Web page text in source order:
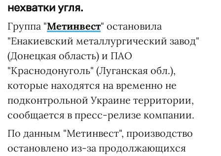
нехватки угля.
Группа "Метинвест" остановила
"Енакиевский металлургический завод"
(Донецкая область) и ПАО
"Краснодонуголь" (Луганская обл.),
которые находятся на временно не
подконтрольной Украине территории,
сообщается в пресс-релизе компании.
По данным "Метинвест", производство
остановлено из-за продолжающихся